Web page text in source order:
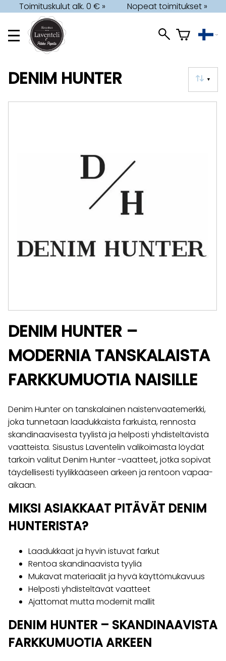
Toimituskulut alk. 0 € » Nopeat toimitukset »
▼
DENIM HUNTER
DENIM HUNTER –
MODERNIA TANSKALAISTA
FARKKUMUOTIA NAISILLE
Denim Hunter on tanskalainen naistenvaatemerkki,
joka tunnetaan laadukkaista farkuista, rennosta
skandinaavisesta tyylistä ja helposti yhdisteltävistä
vaatteista. Sisustus Laventelin valikoimasta löydät
tarkoin valitut Denim Hunter -vaatteet, jotka sopivat
täydellisesti tyylikkääseen arkeen ja rentoon vapaa-
aikaan.
MIKSI ASIAKKAAT PITÄVÄT DENIM
HUNTERISTA?
Laadukkaat ja hyvin istuvat farkut
Rentoa skandinaavista tyyliä
Mukavat materiaalit ja hyvä käyttömukavuus
Helposti yhdisteltävät vaatteet
Ajattomat mutta modernit mallit
DENIM HUNTER – SKANDINAAVISTA
FARKKUMUOTIA ARKEEN